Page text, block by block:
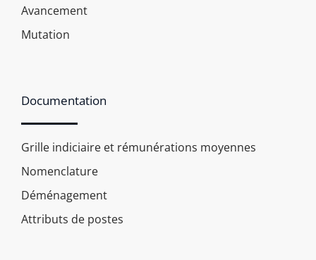
Avancement
Mutation
Documentation
Grille indiciaire et rémunérations moyennes
Nomenclature
Déménagement
Attributs de postes